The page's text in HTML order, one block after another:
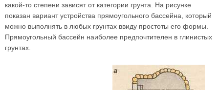
какой-то степени зависят от категории грунта. На рисунке
показан вариант устройства прямоугольного бассейна, который
можно выполнять в любых грунтах ввиду простоты его формы.
Прямоугольный бассейн наиболее предпочтителен в глинистых
грунтах.